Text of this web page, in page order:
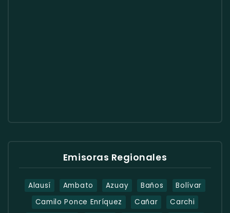
Emisoras Regionales
Alausí Ambato Azuay Baños
Bolívar
Camilo Ponce Enríquez
Cañar Carchi